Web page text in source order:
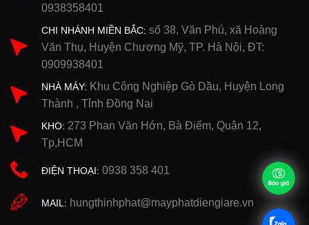
0938358401
CHI NHÁNH MIỀN BẮC: số 38, Văn Phú, xã Hoàng
Văn Thụ, Huyện Chương Mỹ, TP. Hà Nội, ĐT:
0909938401
NHÀ MÁY: Khu Công Nghiệp Gò Dầu, Huyện Long
Thành , Tỉnh Đồng Nai
KHO: 273 Phan Văn Hớn, Bà Điểm, Quận 12,
Tp,HCM
ĐIỆN THOẠI: 0938 358 401
MAIL: hungthinhphat@mayphatdiengiare.vn